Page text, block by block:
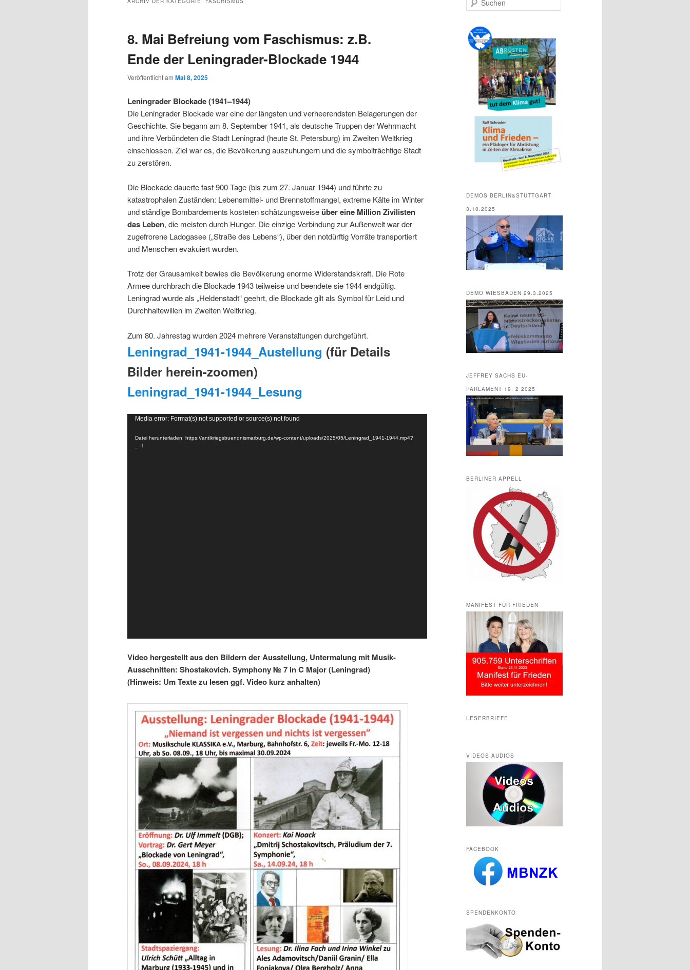
8. Mai Befreiung vom Faschismus: z.B.
Ende der Leningrader-Blockade 1944
Veröffentlicht am Mai 8, 2025
Leningrader Blockade (1941–1944)
Die Leningrader Blockade war eine der längsten und verheerendsten Belagerungen der
Geschichte. Sie begann am 8. September 1941, als deutsche Truppen der Wehrmacht
und ihre Verbündeten die Stadt Leningrad (heute St. Petersburg) im Zweiten Weltkrieg
einschlossen. Ziel war es, die Bevölkerung auszuhungern und die symbolträchtige Stadt
zu zerstören.
Die Blockade dauerte fast 900 Tage (bis zum 27. Januar 1944) und führte zu
katastrophalen Zuständen: Lebensmittel- und Brennstoffmangel, extreme Kälte im Winter
und ständige Bombardements kosteten schätzungsweiseüber eine Million Zivilisten
das Leben, die meisten durch Hunger. Die einzige Verbindung zur Außenwelt war der
zugefrorene Ladogasee („Straße des Lebens“), über den notdürftig Vorräte transportiert
und Menschen evakuiert wurden.
Trotz der Grausamkeit bewies die Bevölkerung enorme Widerstandskraft. Die Rote
Armee durchbrach die Blockade 1943 teilweise und beendete sie 1944 endgültig.
Leningrad wurde als „Heldenstadt“ geehrt, die Blockade gilt als Symbol für Leid und
Durchhaltewillen im Zweiten Weltkrieg.
Zum 80. Jahrestag wurden 2024 mehrere Veranstaltungen durchgeführt.
Leningrad_1941-1944_Austellung (für Details
Bilder herein-zoomen)
Leningrad_1941-1944_Lesung
Video-
Media error: Format(s) not supported or source(s) not found
Datei herunterladen: https://antikriegsbuendnismarburg.de/wp-content/uploads/2025/05/Leningrad_1941-1944.mp4?
_=1
Video hergestellt aus den Bildern der Ausstellung, Untermalung mit Musik-
Ausschnitten: Shostakovich. Symphony № 7 in C Major (Leningrad)
(Hinweis: Um Texte zu lesen ggf. Video kurz anhalten)
u
e
DEMOS BERLIN&STUTTGART
3.10.2025
DEMO WIESBADEN 29.3.2025
JEFFREY SACHS EU-
PARLAMENT 19. 2 2025
BERLINER APPELL
MANIFEST FÜR FRIEDEN
LESERBRIEFE
VIDEOS AUDIOS
FACEBOOK
SPENDENKONTO